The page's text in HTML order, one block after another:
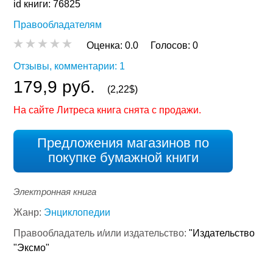
id книги: 76825
Правообладателям
Оценка:0.0 Голосов:0
Отзывы, комментарии: 1
179,9 руб.
(2,22$)
На сайте Литреса книга снята с продажи.
Предложения магазинов по
покупке бумажной книги
Электронная книга
Жанр: Энциклопедии
Правообладатель и/или издательство:"Издательство
"Эксмо"